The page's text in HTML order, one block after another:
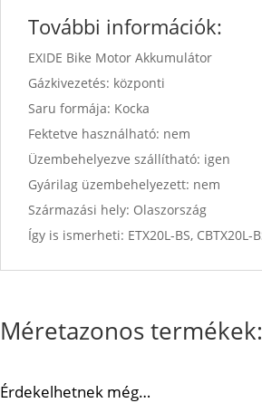
További információk:
EXIDE Bike Motor Akkumulátor
Gázkivezetés: központi
Saru formája: Kocka
Fektetve használható: nem
Üzembehelyezve szállítható: igen
Gyárilag üzembehelyezett: nem
Származási hely: Olaszország
Így is ismerheti: ETX20L-BS, CBTX20L-
Méretazonos termékek:
Érdekelhetnek még…